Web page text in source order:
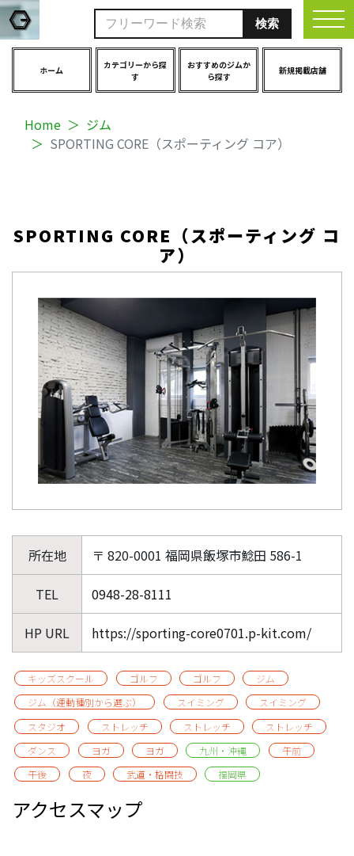
ホーム
カテゴリーから探
す
おすすめのジムか
ら探す
新規掲載店舗
Home
ジム
SPORTING CORE（スポーティング コア）
SPORTING CORE（スポーティング コ
ア）
所在地 〒 820-0001 福岡県飯塚市鯰田 586-1
TEL 0948-28-8111
HP URL https://sporting-core0701.p-kit.com/
キッズスクール ゴルフ ゴルフ
ジム
ジム（運動種別から選ぶ）
スイミング
スイミング
スタジオ
ストレッチ ストレッチ
ストレッチ
ダンス
ヨガ ヨガ 九州・沖縄
午前
午後
夜 武道・格闘技 福岡県
アクセスマップ